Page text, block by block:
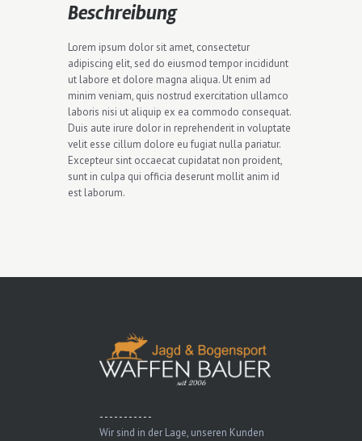
Beschreibung
Lorem ipsum dolor sit amet, consectetur
adipiscing elit, sed do eiusmod tempor incididunt
ut labore et dolore magna aliqua. Ut enim ad
minim veniam, quis nostrud exercitation ullamco
laboris nisi ut aliquip ex ea commodo consequat.
Duis aute irure dolor in reprehenderit in voluptate
velit esse cillum dolore eu fugiat nulla pariatur.
Excepteur sint occaecat cupidatat non proident,
sunt in culpa qui officia deserunt mollit anim id
est laborum.
- - - - - - - - - - -
Wir sind in der Lage, unseren Kunden